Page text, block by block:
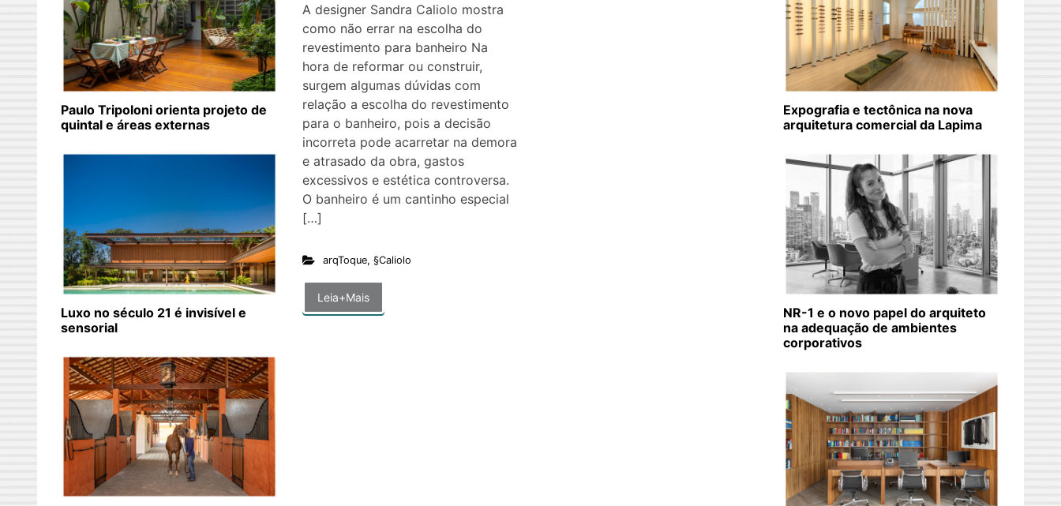
A designer Sandra Caliolo mostra
como não errar na escolha do
revestimento para banheiro Na
hora de reformar ou construir,
surgem algumas dúvidas com
relação a escolha do revestimento
para o banheiro, pois a decisão
incorreta pode acarretar na demora
e atrasado da obra, gastos
excessivos e estética controversa.
O banheiro é um cantinho especial
[…]
arqToque, §Caliolo
Leia+Mais
Paulo Tripoloni orienta projeto de
quintal e áreas externas
Luxo no século 21 é invisível e
sensorial
Expografia e tectônica na nova
arquitetura comercial da Lapima
NR-1 e o novo papel do arquiteto
na adequação de ambientes
corporativos